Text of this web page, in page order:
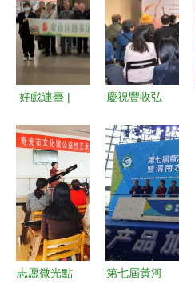
開文化藝術
類學生社團
秋季學期工
作座談會
上演
好戲連臺 |
館組織開
展“九九重
陽 濃濃敬
老情”主題
系列活動
慶祝豐收弘
屆中國農民
豐收節藝術
盛典在炎黃
藝術館舉行
志愿微光點
第七屆黃河